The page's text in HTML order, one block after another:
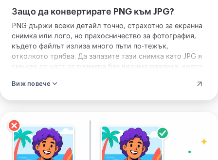
Защо да конвертирате PNG към JPG?
PNG държи всеки детайл точно, страхотно за екранна
снимка или лого, но прахосничество за фотография,
където файлът излиза много пъти по-тежък,
отколкото трябва. Да запазите тази снимка като JPG я
смъква до част от размера без видима разлика, което
формуляр, или качвате, когато сайт се оплаче, че PNG
Виж повече
Качете
изображението